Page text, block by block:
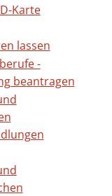
Karte
lassen
-
beantragen